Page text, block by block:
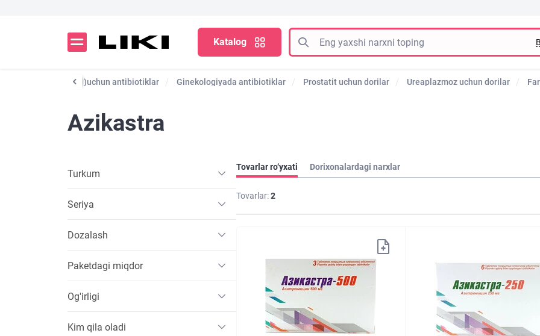
Katalog
Sinusit (sinusit)uchun antibiotiklar Ginekologiyada antibiotiklar Prostatit uchun dorilar Ureaplazmoz uchun dorilar
Azikastra
Turkum
Seriya
Dozalash
Paketdagi miqdor
Og'irligi
Kim qila oladi
Tovarlar ro‘yxati Dorixonalardagi narxlar
Tovarlar:2